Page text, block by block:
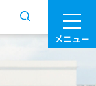
メニュー